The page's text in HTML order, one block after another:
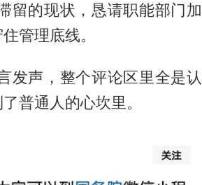
留的现状，恳请职能部门加
管理底线。
发声，整个评论区里全是认
普通人的心坎里。